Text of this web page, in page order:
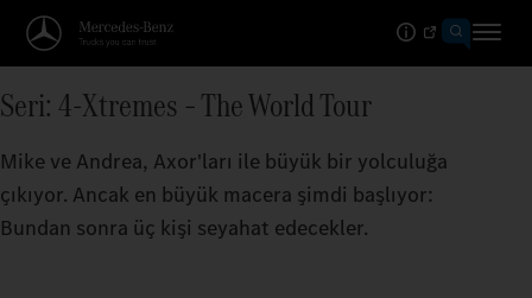
Seri: 4-Xtremes – The World Tour
Mike ve Andrea, Axor'ları ile büyük bir yolculuğa
çıkıyor. Ancak en büyük macera şimdi başlıyor:
Bundan sonra üç kişi seyahat edecekler.